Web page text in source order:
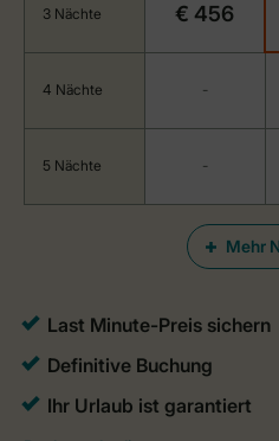
Mehr
3 Nächte € 456
4 Nächte -
5 Nächte -